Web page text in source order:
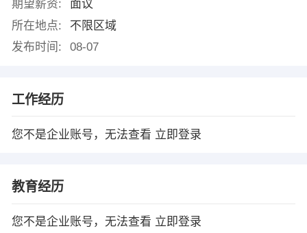
期望薪资:
面议
所在地点:
不限区域
发布时间:
08-07
工作经历
您不是企业账号，无法查看 立即登录
教育经历
您不是企业账号，无法查看 立即登录